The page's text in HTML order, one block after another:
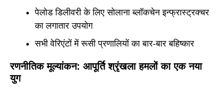
पेलोड डिलीवरी के लिए सोलाना ब्लॉकचेन इन्फ्रास्ट्रक्चर
का लगातार उपयोग
सभी वेरिएंटों में रूसी प्रणालियों का बार-बार बहिष्कार
रणनीतिक मूल्यांकन: आपूर्ति श्रृंखला हमलों का एक नया
युग